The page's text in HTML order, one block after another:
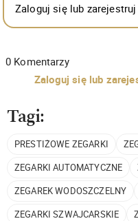
Zaloguj się lub
0 Komentarzy
Zaloguj się lub
Tagi:
PRESTIŻOWE ZEGARKI
ZEGARKI AUTOMATYCZNE
ZEGAREK WODOSZCZELNY
ZEGARKI SZWAJCARSKIE